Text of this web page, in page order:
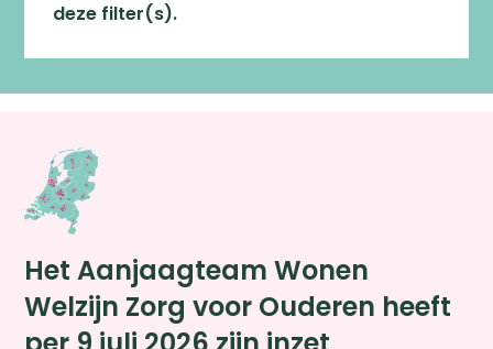
deze filter(s).
Het Aanjaagteam Wonen
Welzijn Zorg voor Ouderen heeft